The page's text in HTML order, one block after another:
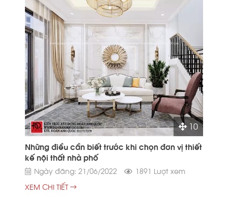
10
Những điều cần biết trước khi chọn đơn vị thiết
kế nội thất nhà phố
Ngày đăng: 21/06/2022
1891 Lượt xem
XEM CHI TIẾT